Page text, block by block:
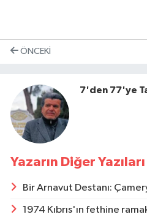
ÖNCEKI
7'den 77'ye
Yazarın Diğer Yazıları
Bir Arnavut Destanı:
1974 Kıbrıs'ın fethine